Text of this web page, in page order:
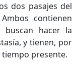
dos pasajes del
contienen
buscan hacer la
y tienen, por
tiempo presente.